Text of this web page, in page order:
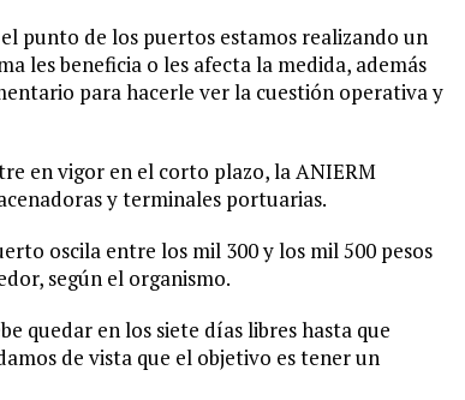
punto de los puertos estamos realizando un
les beneficia o les afecta la medida, además
para hacerle ver la cuestión operativa y
en vigor en el corto plazo, la ANIERM
y terminales portuarias.
oscila entre los mil 300 y los mil 500 pesos
según el organismo.
quedar en los siete días libres hasta que
de vista que el objetivo es tener un